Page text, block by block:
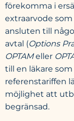
förekomma i
extraarvode
ansluten till
avtal (Options
OPTAMeller
till en läkare
referenstariffen
möjlighet att
begränsad.